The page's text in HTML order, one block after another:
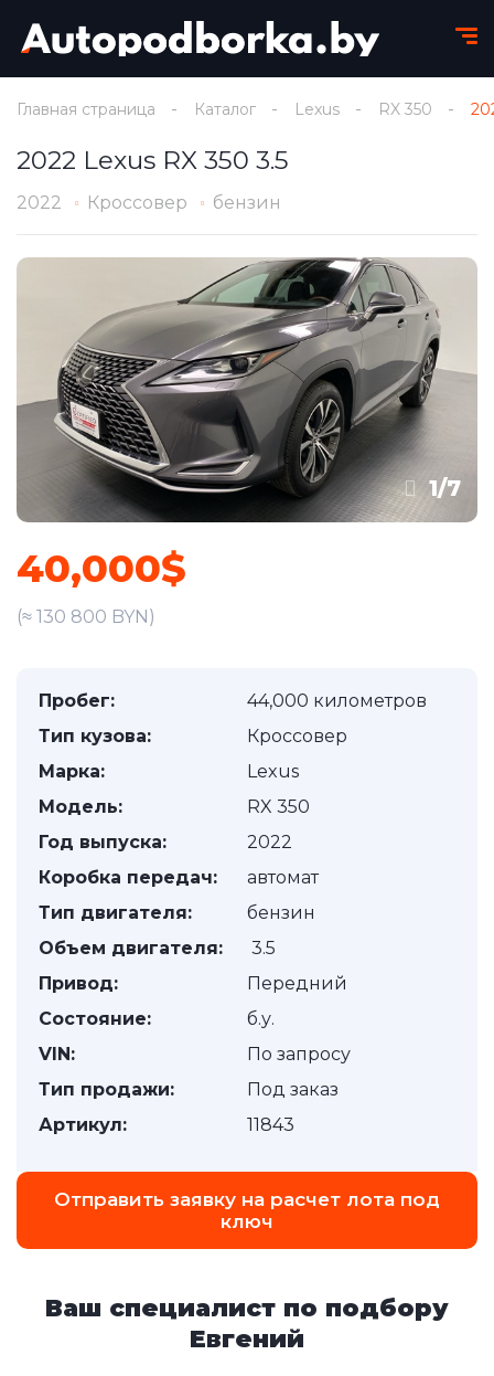
Главная страница Каталог Lexus RX 350
2022 Lexus RX 350 3.5
2022 Кроссовер бензин
1/7
40,000$
(≈ 130 800 BYN)
Пробег:
44,000 километров
Тип кузова:
Кроссовер
Марка:
Lexus
Модель:
RX 350
Год выпуска:
2022
Коробка передач:
автомат
Тип двигателя:
бензин
Объем двигателя:
3.5
Привод:
Передний
Состояние:
б.у.
VIN:
По запросу
Тип продажи:
Под заказ
Артикул:
11843
Отправить заявку на расчет лота под
ключ
Ваш специалист по подбору
Евгений